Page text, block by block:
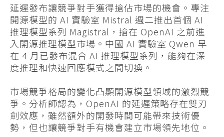
延遲發布讓競爭對手獲得搶佔市場的機會。專注
開源模型的 AI 實驗室 Mistral 週二推出首個 AI
推理模型系列 Magistral，搶在 OpenAI 之前進
入開源推理模型市場。中國 AI 實驗室 Qwen 早
在 4 月已發布混合 AI 推理模型系列，能夠在深
度推理和快速回應模式之間切換。
市場競爭格局的變化凸顯開源模型領域的激烈競
爭。分析師認為，OpenAI 的延遲策略存在雙刃
劍效應，雖然額外的開發時間可能帶來技術優
勢，但也讓競爭對手有機會建立市場領先地位。